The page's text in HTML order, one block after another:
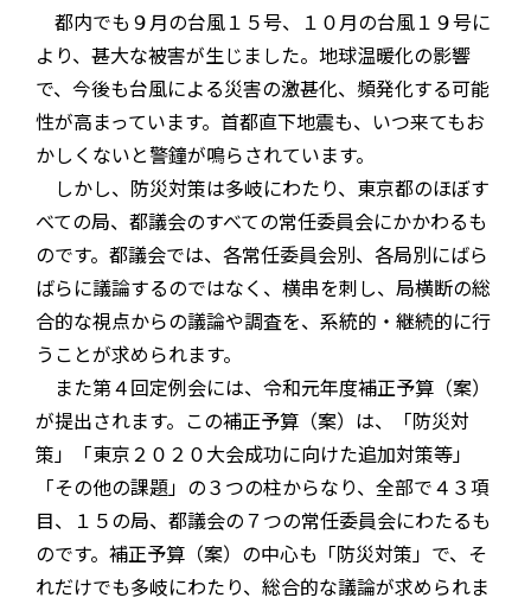
都内でも９月の台風１５号、１０月の台風１９号に
より、甚大な被害が生じました。地球温暖化の影響
で、今後も台風による災害の激甚化、頻発化する可能
性が高まっています。首都直下地震も、いつ来てもお
かしくないと警鐘が鳴らされています。
しかし、防災対策は多岐にわたり、東京都のほぼす
べての局、都議会のすべての常任委員会にかかわるも
のです。都議会では、各常任委員会別、各局別にばら
ばらに議論するのではなく、横串を刺し、局横断の総
合的な視点からの議論や調査を、系統的・継続的に行
うことが求められます。
また第４回定例会には、令和元年度補正予算（案）
が提出されます。この補正予算（案）は、「防災対
策」「東京２０２０大会成功に向けた追加対策等」
「その他の課題」の３つの柱からなり、全部で４３項
目、１５の局、都議会の７つの常任委員会にわたるも
のです。補正予算（案）の中心も「防災対策」で、そ
れだけでも多岐にわたり、総合的な議論が求められま